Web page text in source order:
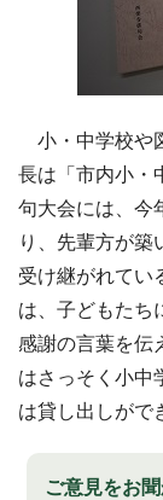
小・中学校や
長は「市内小・
句大会には、今
り、先輩方が築
受け継がれてい
は、子どもたち
感謝の言葉を伝
はさっそく小中
は貸し出しがで
ご意見をお